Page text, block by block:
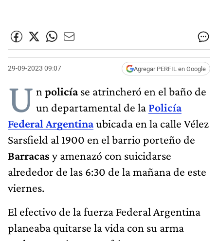
29-09-2023 09:07 Agregar PERFIL en Google
U n policíase atrincheró en el baño de
un departamental de la Policía
Federal Argentinaubicada en la calle Vélez
Sarsfield al 1900 en el barrio porteño de
Barracas y amenazó con suicidarse
alrededor de las 6:30 de la mañana de este
viernes.
El efectivo de la fuerza Federal Argentina
planeaba quitarse la vida con su arma